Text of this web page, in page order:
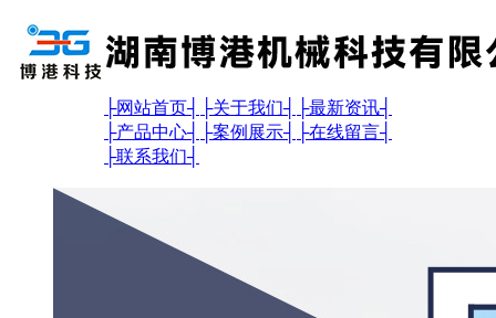
├网站首页┤ ├关于我们┤ ├最新资讯┤
├产品中心┤ ├案例展示┤ ├在线留言┤
├联系我们┤